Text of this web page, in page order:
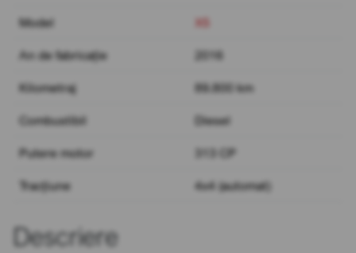
Model X5
An de fabricație 2016
Kilometraj 89.800 km
Combustibil Diesel
Putere motor 313 CP
Tracțiune 4x4 (automat)
Descriere